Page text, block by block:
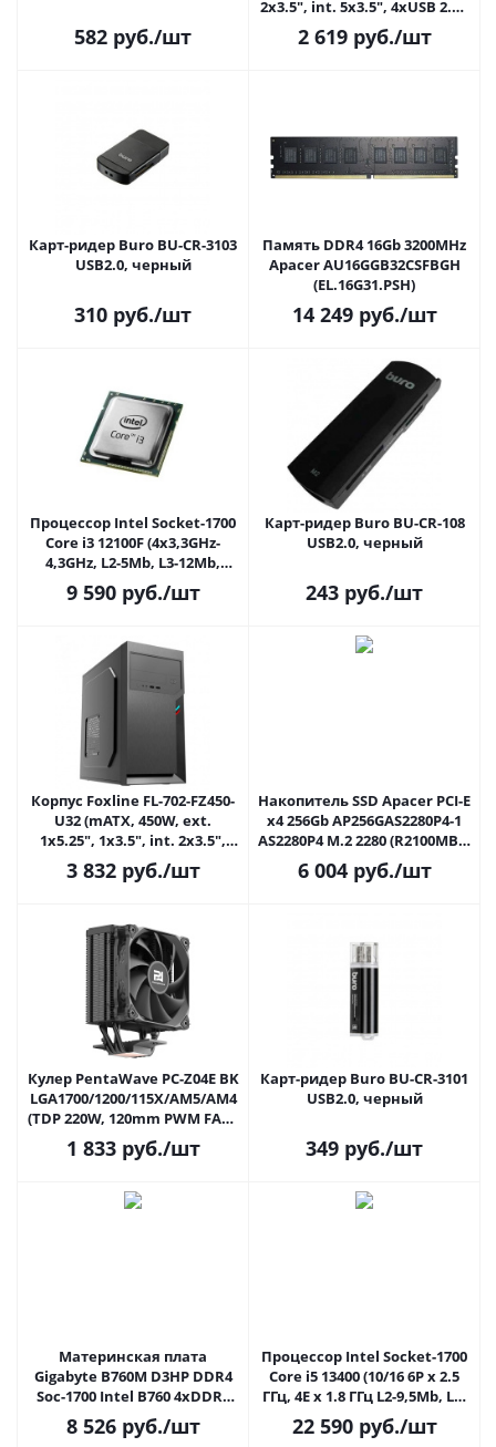
582 руб./шт
2x3.5", int. 5x3.5", 4xUSB 2.0),
черный
2 619руб./шт
Карт-ридер Buro BU-CR-3103
USB2.0, черный
310 руб./шт
Память DDR4 16Gb 3200MHz
Apacer AU16GGB32CSFBGH
(EL.16G31.PSH)
14 249руб./шт
Процессор Intel Socket-1700
Core i3 12100F (4x3,3GHz-
4,3GHz, L2-5Mb, L3-12Mb,
7nm, 60W-89W)
9 590руб./шт
Карт-ридер Buro BU-CR-108
USB2.0, черный
243 руб./шт
Корпус Foxline FL-702-FZ450-
U32 (mATX, 450W, ext.
1x5.25", 1x3.5", int. 2x3.5",
3x2.5", VGA 320, CPU 145
2xUSB 3.0), черный
3 832руб./шт
Накопитель SSD Apacer PCI-E
x4 256Gb AP256GAS2280P4-1
AS2280P4 M.2 2280 (R2100MB/s
/ W1300MB/s, 200 TBW)
6 004руб./шт
Кулер PentaWave PC-Z04E BK
LGA1700/1200/115X/AM5/AM4
(TDP 220W, 120mm PWM FAN,
4 Heatpipe 6мм, 600-
1850RPM, 12-32.6dBa, 158mm)
1 833руб./шт
Карт-ридер Buro BU-CR-3101
USB2.0, черный
349 руб./шт
Материнская плата
Gigabyte B760M D3HP DDR4
Soc-1700 Intel B760 4xDDR4
mATX AC`97 8ch(7.1) GbLAN
RAID+VGA+HDMI+DP
8 526руб./шт
Процессор Intel Socket-1700
Core i5 13400 (10/16 6P x 2.5
ГГц, 4E x 1.8 ГГц L2-9,5Mb, L3-
20Mb, Intel UHD Graphics
730, 7nm, 65W-148W)
22 590руб./шт